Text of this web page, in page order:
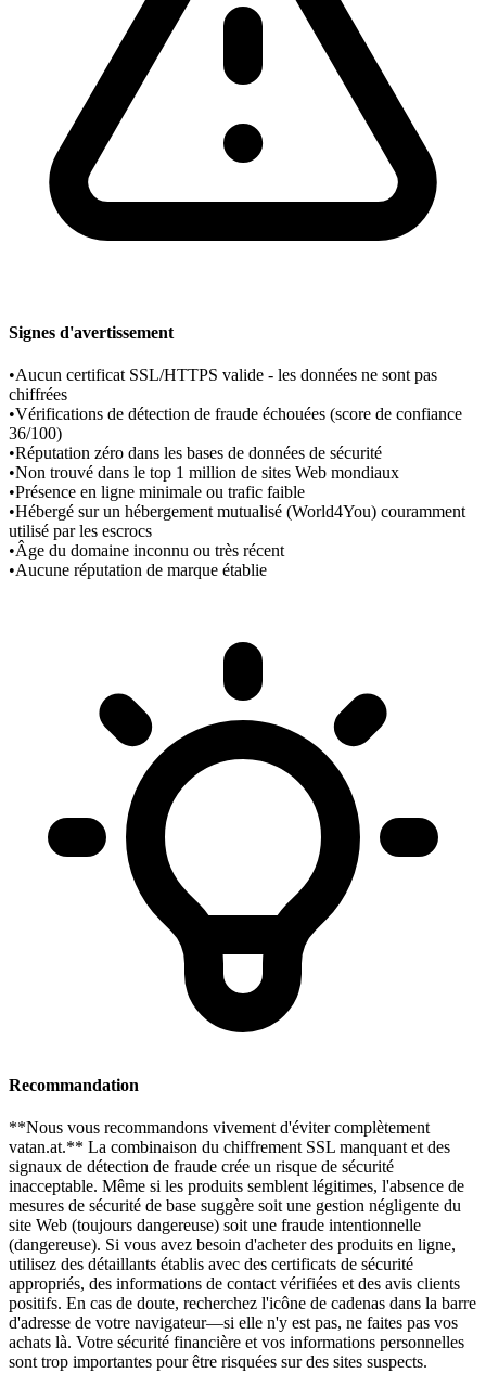
Signes d'avertissement
•Aucun certificat SSL/HTTPS valide - les données ne sont pas
chiffrées
•Vérifications de détection de fraude échouées (score de confiance
36/100)
•Réputation zéro dans les bases de données de sécurité
•Non trouvé dans le top 1 million de sites Web mondiaux
•Présence en ligne minimale ou trafic faible
•Hébergé sur un hébergement mutualisé (World4You) couramment
utilisé par les escrocs
•Âge du domaine inconnu ou très récent
•Aucune réputation de marque établie
Recommandation
**Nous vous recommandons vivement d'éviter complètement
vatan.at.** La combinaison du chiffrement SSL manquant et des
signaux de détection de fraude crée un risque de sécurité
inacceptable. Même si les produits semblent légitimes, l'absence de
mesures de sécurité de base suggère soit une gestion négligente du
site Web (toujours dangereuse) soit une fraude intentionnelle
(dangereuse). Si vous avez besoin d'acheter des produits en ligne,
utilisez des détaillants établis avec des certificats de sécurité
appropriés, des informations de contact vérifiées et des avis clients
positifs. En cas de doute, recherchez l'icône de cadenas dans la barre
d'adresse de votre navigateur—si elle n'y est pas, ne faites pas vos
achats là. Votre sécurité financière et vos informations personnelles
sont trop importantes pour être risquées sur des sites suspects.